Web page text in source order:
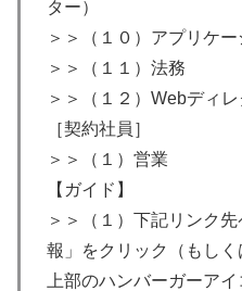
ター）
＞＞（１０）アプリケ
＞＞（１１）法務
＞＞（１２）Webディ
［契約社員］
＞＞（１）営業
【ガイド】
＞＞（１）下記リンク
報」をクリック（もし
上部のハンバーガーア